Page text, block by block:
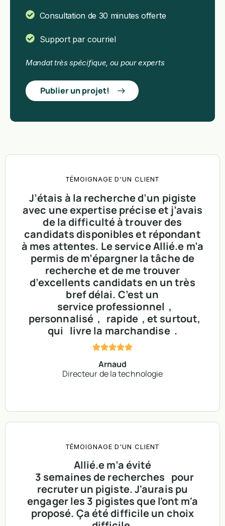
Consultation de 30 minutes offerte
Support par courriel
Mandat très spécifique, ou pour experts​
Publier un projet!
TÉMOIGNAGE D'UN CLIENT
J’étais à la recherche d’un pigiste
avec une expertise précise et j’avais
de la difficulté à trouver des
candidats disponibles et répondant
à mes attentes. Le service Allié.e m’a
permis de m’épargner la tâche de
recherche et de me trouver
d’excellents candidats en un très
bref délai. C’est un
service professionnel ,
personnalisé , rapide , et surtout,
qui livre la marchandise .
Arnaud
Directeur de la technologie
TÉMOIGNAGE D'UN CLIENT
Allié.e m’a évité
3 semaines de recherches pour
recruter un pigiste. J'aurais pu
engager les 3 pigistes que l'ont m'a
proposé. Ça été difficile un choix